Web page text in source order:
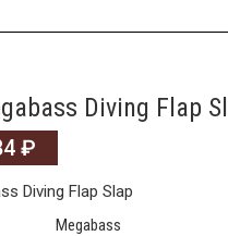
Diving Flap
₽
Diving Flap Slap
Megabass